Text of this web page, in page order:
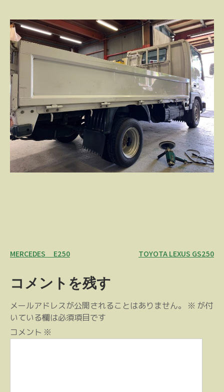
投
ナ
ビ
ゲ
ー
シ
MERCEDES E250 TOYOTA LEXUS GS250
コメントを残す
メールアドレスが公開されることはありません。 ※ が付
いている欄は必須項目です
コメント ※